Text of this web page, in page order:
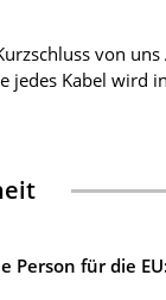
von uns
jedes Kabel wird
Person für die EU: